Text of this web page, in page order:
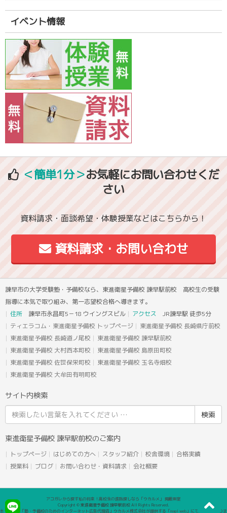
イベント情報
＜簡単1分＞お気軽にお問い合わせくだ
さい
資料請求・面談希望・体験授業などはこちらから！
資料請求・お問い合わせ
諫早市の大学受験塾・予備校なら、東進衛星予備校 諫早駅前校 高校生の受験
指導に本気で取り組み、第一志望校合格へ導きます。
住所 諫早市永昌町5－18 ウイングスビル アクセス JR諫早駅 徒歩5分
ティエラコム・東進衛星予備校 トップページ
東進衛星予備校 長崎県庁前校
東進衛星予備校 長崎道ノ尾校
東進衛星予備校 諫早駅前校
東進衛星予備校 大村西本町校
東進衛星予備校 島原田町校
東進衛星予備校 佐世保栄町校
東進衛星予備校 玉名寺畑校
東進衛星予備校 大牟田有明町校
サイト内検索
索
結
東進衛星予備校 諫早駅前校のご案内
トップページ はじめての方へ スタッフ紹介 校舎環境
合格実績
授業料
ブログ お問い合わせ・資料請求 会社概要
アコガレから探す私の将来！高校生の進路探しなら「ウカルメ」 掲載教室
Copyright © 東進衛星予備校 諫早駅前校 All Rights Reserved.
本サイトは「塾・予備校のためのインターネット広告代理店」ウカルメ株式会社が提供する「mapl web」にて運営しておりま